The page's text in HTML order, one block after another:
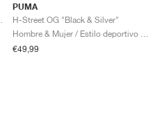
PUMA
H-Street OG "Black & Silver"
€49,99